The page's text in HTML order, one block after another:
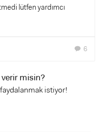
lütfen yardımcı
chat 6
misin?
istiyor!